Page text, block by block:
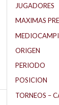
JUGADORES
MAXIMAS
ORIGEN
PERIODO
POSICION
TORNEOS –